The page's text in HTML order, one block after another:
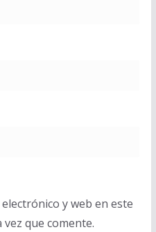
y web en este
que comente.